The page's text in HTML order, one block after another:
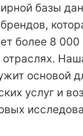
базы
более 8 000
основой
услуг и